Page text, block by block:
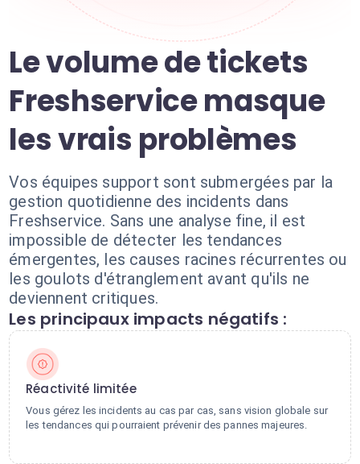
Le volume de tickets
Freshservice masque
les vrais problèmes
Vos équipes support sont submergées par la
gestion quotidienne des incidents dans
Freshservice. Sans une analyse fine, il est
impossible de détecter les tendances
émergentes, les causes racines récurrentes ou
les goulots d'étranglement avant qu'ils ne
deviennent critiques.
Les principaux impacts négatifs :
Réactivité limitée
Vous gérez les incidents au cas par cas, sans vision globale sur
les tendances qui pourraient prévenir des pannes majeures.